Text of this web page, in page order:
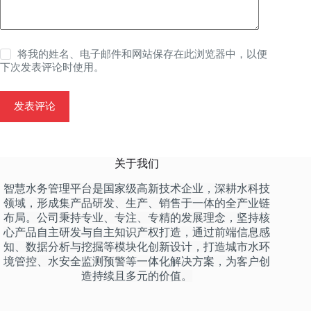
将我的姓名、电子邮件和网站保存在此浏览器中，以便
下次发表评论时使用。
发表评论
关于我们
智慧水务管理平台是国家级高新技术企业，深耕水科技
领域，形成集产品研发、生产、销售于一体的全产业链
布局。公司秉持专业、专注、专精的发展理念，坚持核
心产品自主研发与自主知识产权打造，通过前端信息感
知、数据分析与挖掘等模块化创新设计，打造城市水环
境管控、水安全监测预警等一体化解决方案，为客户创
造持续且多元的价值。